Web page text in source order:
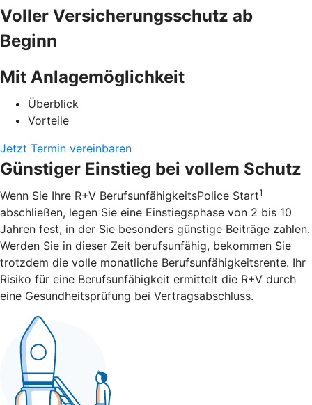
Voller Versicherungsschutz ab
Beginn
Mit Anlagemöglichkeit
Überblick
Vorteile
Jetzt Termin vereinbaren
Günstiger Einstieg bei vollem Schutz
Wenn Sie Ihre R+V BerufsunfähigkeitsPolice Start1
abschließen, legen Sie eine Einstiegsphase von 2 bis 10
Jahren fest, in der Sie besonders günstige Beiträge zahlen.
Werden Sie in dieser Zeit berufsunfähig, bekommen Sie
trotzdem die volle monatliche Berufsunfähigkeitsrente. Ihr
Risiko für eine Berufsunfähigkeit ermittelt die R+V durch
eine Gesundheitsprüfung bei Vertragsabschluss.